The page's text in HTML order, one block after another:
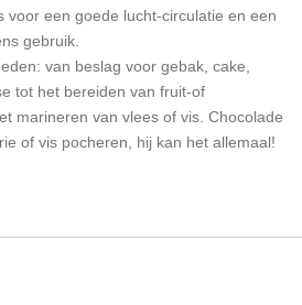
voor een goede lucht-circulatie en een
gebruik.
van beslag voor gebak, cake,
tot het bereiden van fruit-of
marineren van vlees of vis. Chocolade
of vis pocheren, hij kan het allemaal!